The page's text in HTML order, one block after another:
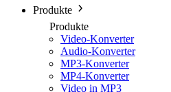
Produkte
Produkte
Video-Konverter
Audio-Konverter
MP3-Konverter
MP4-Konverter
Video in MP3